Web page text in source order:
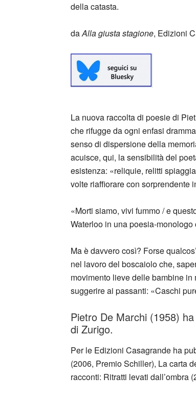
della catasta.
daAlla giusta stagione, Edizioni
La nuova raccolta di poesie di
che rifugge da ogni enfasi
senso di dispersione della
acuisce, qui, la sensibilità del
esistenza: «reliquie, relitti
volte riaffiorare con sorprendente
«Morti siamo, vivi fummo / e
Waterloo in una poesia-
Ma è davvero così? Forse
nel lavoro del boscaiolo che,
movimento lieve delle bambine
suggerire ai passanti: «Caschi
Pietro De Marchi (1958)
di Zurigo.
Per le Edizioni Casagrande ha
(2006, Premio Schiller), La carta
racconti: Ritratti levati dall’ombra